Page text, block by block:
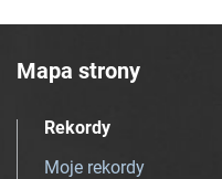
Mapa strony
Rekordy
Moje rekordy